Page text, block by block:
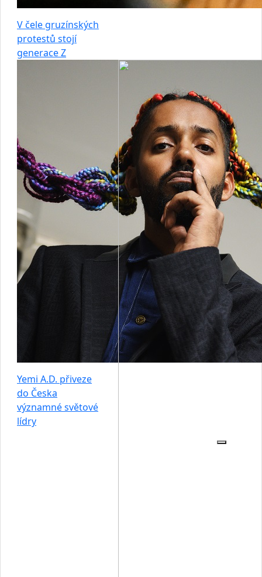
V čele gruzínských
protestů stojí
generace Z
Yemi A.D. přiveze
do Česka
významné světové
lídry